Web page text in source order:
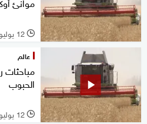
l 12 يوليو 2022
عالم
مباحثات
الحبوب
l 12 يوليو 2022